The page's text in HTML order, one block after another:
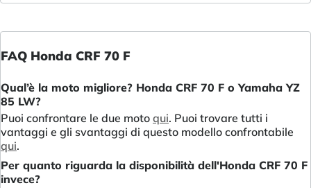
FAQ Honda CRF 70 F
Qual’è la moto migliore? Honda CRF 70 F o Yamaha YZ
85 LW?
Puoi confrontare le due moto qui. Puoi trovare tutti i
vantaggi e gli svantaggi di questo modello confrontabile
qui.
Per quanto riguarda la disponibilità dell'Honda CRF 70 F
invece?